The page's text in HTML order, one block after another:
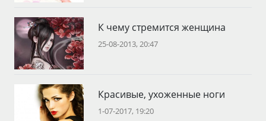
К чему стремится женщина
25-08-2013, 20:47
Красивые, ухоженные ноги
1-07-2017, 19:20